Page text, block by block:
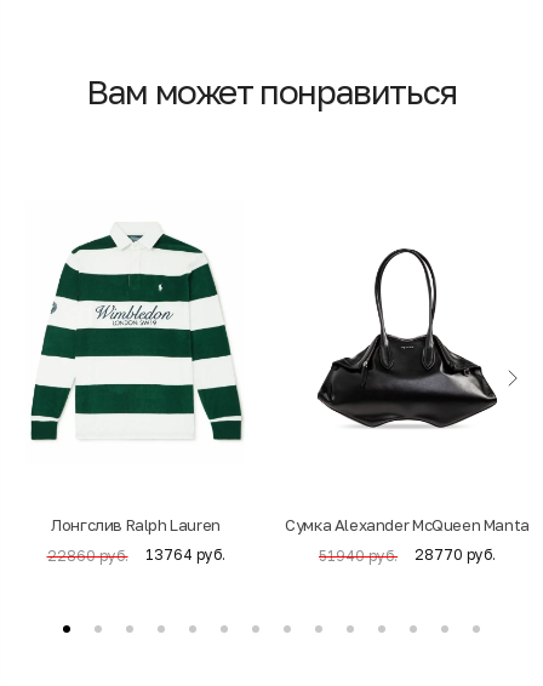
Вам может понравиться
Лонгслив Ralph Lauren
22860 руб. 13764 руб.
Cумка Alexander McQueen Manta
51940 руб. 28770 руб.